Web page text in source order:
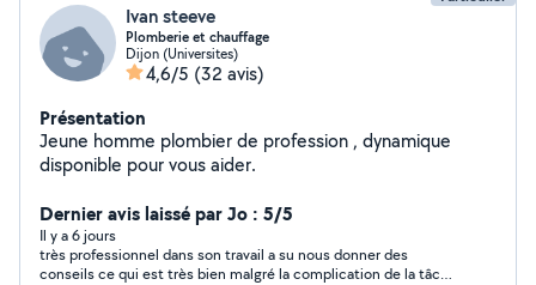
Ivan steeve
Plomberie et chauffage
Dijon (Universites)
4,6/5 (32 avis)
Présentation
Jeune homme plombier de profession , dynamique
disponible pour vous aider.
Dernier avis laissé par Jo : 5/5
Il y a 6 jours
très professionnel dans son travail a su nous donner des
conseils ce qui est très bien malgré la complication de la tâche